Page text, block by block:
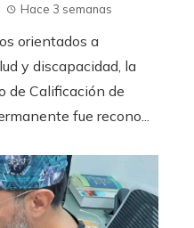
Hace 3 semanas
orientados a
y discapacidad, la
de Calificación de
fue recono...